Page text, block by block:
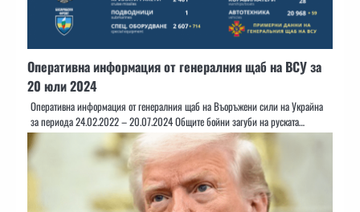
Оперативна информация от генералния щаб на ВСУ за
20 юли 2024
Оперативна информация от генералния щаб на Въоръжени сили на Украйна
за периода 24.02.2022 – 20.07.2024 Общите бойни загуби на руската…